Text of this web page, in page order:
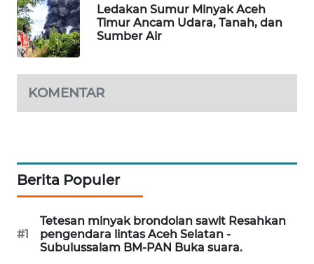
Ledakan Sumur Minyak Aceh
Timur Ancam Udara, Tanah, dan
Sumber Air
KOMENTAR
Berita Populer
#1
Tetesan minyak brondolan sawit Resahkan
pengendara lintas Aceh Selatan -
Subulussalam BM-PAN Buka suara.
NEWS
METRO
MEDAN
NEWS
METRO
KRT
NEWS
KARING
NEWS